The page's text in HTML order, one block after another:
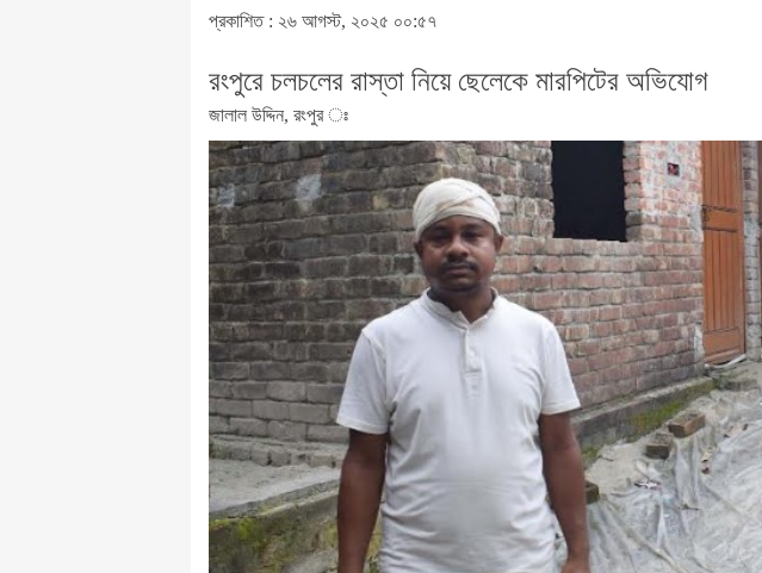
প্রকাশিত : ২৬ আগস্ট, ২০২৫ ০০:৫৭
রংপুরে চলচলের রাস্তা নিয়ে ছেলেকে মারপিটের অভিযোগ
জালাল উদ্দিন, রংপুর ঃ